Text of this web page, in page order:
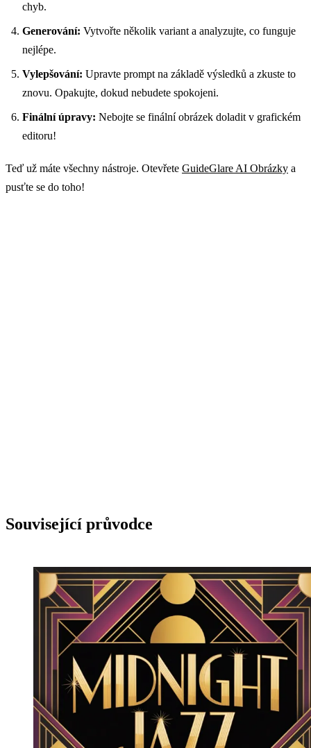
chyb.
Generování: Vytvořte několik variant a analyzujte, co funguje
nejlépe.
Vylepšování: Upravte prompt na základě výsledků a zkuste to
znovu. Opakujte, dokud nebudete spokojeni.
Finální úpravy: Nebojte se finální obrázek doladit v grafickém
editoru!
Teď už máte všechny nástroje. Otevřete GuideGlare AI Obrázky a
pusťte se do toho!
Související průvodce